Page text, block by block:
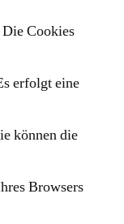
Die Cookies
erfolgt eine
können die
Browsers